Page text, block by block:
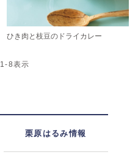
ひき肉と枝豆のドライカレー
1-8表示
栗原はるみ情報